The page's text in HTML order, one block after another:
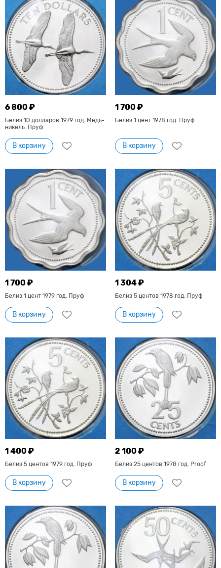
6 800 ₽
Белиз 10 долларов 1979 год. Медь-
никель. Пруф
В корзину
1 700 ₽
Белиз 1 цент 1978 год. Пруф
В корзину
1 700 ₽
Белиз 1 цент 1979 год. Пруф
В корзину
1 304 ₽
Белиз 5 центов 1978 год. Пруф
В корзину
1 400 ₽
Белиз 5 центов 1979 год. Пруф
В корзину
2 100 ₽
Белиз 25 центов 1978 год. Proof
В корзину